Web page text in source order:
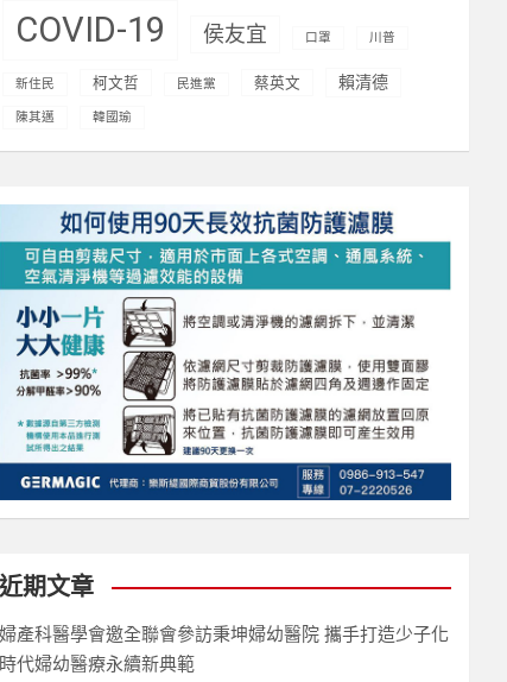
COVID-19 侯友宜 口罩 川普
新住民 柯文哲 民進黨 蔡英文 賴清德
陳其邁 韓國瑜
近期文章
婦產科醫學會邀全聯會參訪秉坤婦幼醫院 攜手打造少子化
時代婦幼醫療永續新典範